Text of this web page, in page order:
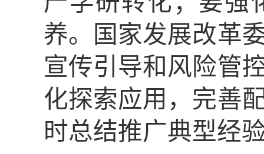
养。国家发展改革
宣传引导和风险管
化探索应用，完善
时总结推广典型经